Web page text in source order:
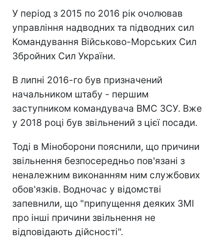
У період з 2015 по 2016 рік очолював
управління надводних та підводних сил
Командування Військово-Морських Сил
Збройних Сил України.
В липні 2016-го був призначений
начальником штабу - першим
заступником командувача ВМС ЗСУ. Вже
у 2018 році був звільнений з цієї посади.
Тоді в Міноборони пояснили, що причини
звільнення безпосередньо пов'язані з
неналежним виконанням ним службових
обов'язків. Водночас у відомстві
запевнили, що "припущення деяких ЗМІ
про інші причини звільнення не
відповідають дійсності".